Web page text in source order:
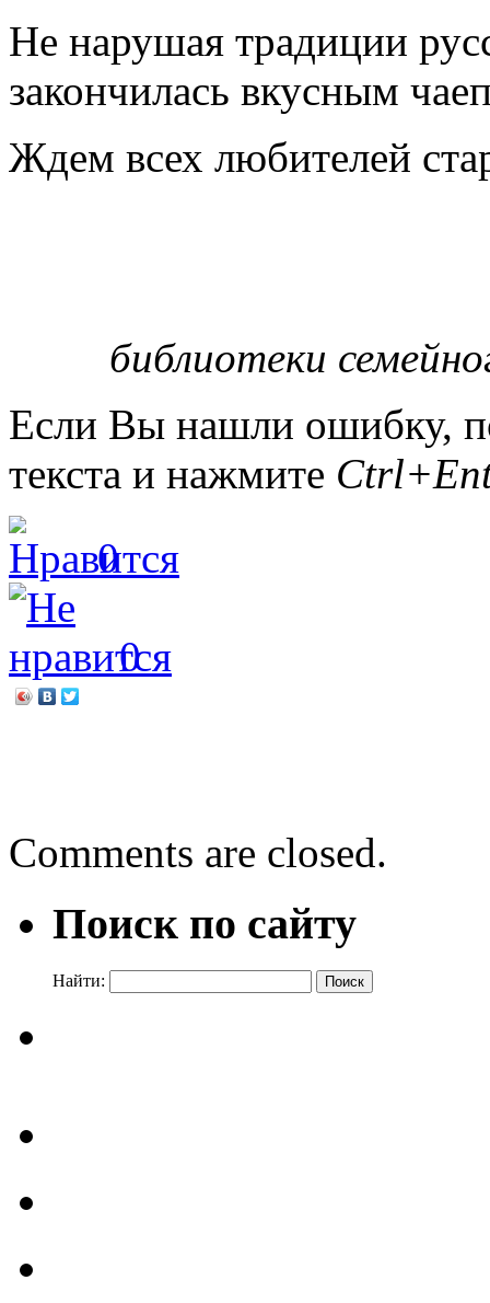
Не нарушая традиции
закончилась вкусным
Ждем всех любителей
библиотеки
Если Вы нашли ошибку,
текста и нажмите
0
0
Comments are closed.
Поиск по сайту
Найти: